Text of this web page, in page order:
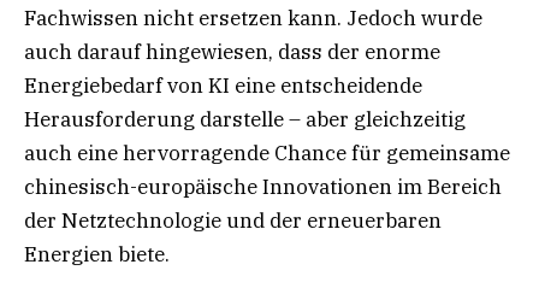
Fachwissen nicht ersetzen kann. Jedoch wurde
auch darauf hingewiesen, dass der enorme
Energiebedarf von KI eine entscheidende
Herausforderung darstelle – aber gleichzeitig
auch eine hervorragende Chance für gemeinsame
chinesisch-europäische Innovationen im Bereich
der Netztechnologie und der erneuerbaren
Energien biete.